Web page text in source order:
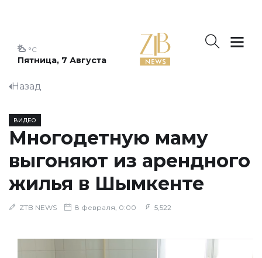
Пятница, 7 Августа
°C
Назад
ВИДЕО
Многодетную маму
выгоняют из арендного
жилья в Шымкенте
ZTB NEWS 8 февраля, 0:00 5,522